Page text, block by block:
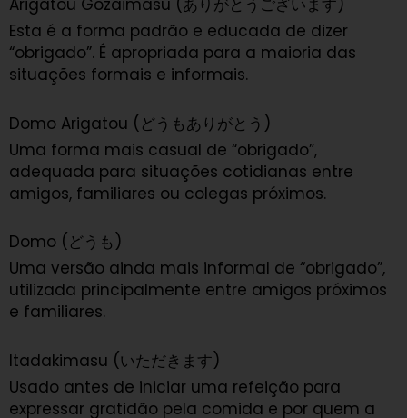
Arigatou Gozaimasu (ありがとうございます)
Esta é a forma padrão e educada de dizer
“obrigado”. É apropriada para a maioria das
situações formais e informais.
Domo Arigatou (どうもありがとう)
Uma forma mais casual de “obrigado”,
adequada para situações cotidianas entre
amigos, familiares ou colegas próximos.
Domo (どうも)
Uma versão ainda mais informal de “obrigado”,
utilizada principalmente entre amigos próximos
e familiares.
Itadakimasu (いただきます)
Usado antes de iniciar uma refeição para
expressar gratidão pela comida e por quem a